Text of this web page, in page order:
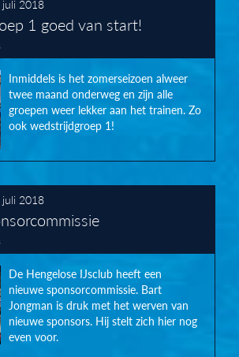
2018
1 goed van start!
Inmiddels is het zomerseizoen alweer
twee maand onderweg en zijn alle
groepen weer lekker aan het trainen. Zo
ook wedstrijdgroep 1!
2018
De Hengelose IJsclub heeft een
nieuwe sponsorcommissie. Bart
Jongman is druk met het werven van
nieuwe sponsors. Hij stelt zich hier nog
even voor.